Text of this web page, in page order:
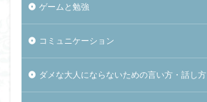
ゲームと勉強
コミュニケーション
ダメな大人にならないための言い方・話し方